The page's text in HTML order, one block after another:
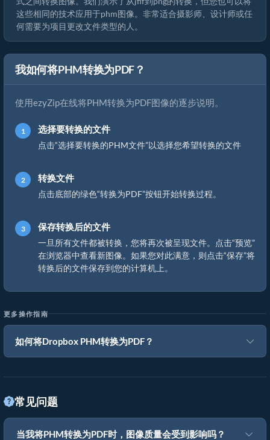
这些相同的技术应用于phm图像。非常适合摄影师、设计师或任
何需要为项目更改文件类型的人。
我如何将PHM转换为PDF？
使用ezyZip在线将PHM转换为PDF图像的逐步说明。
选择要转换的文件
点击“选择要转换的PHM文件”以选择您希望转换的文件
转换文件
点击底部的绿色“转换为PDF”按钮开始转换过程。
保存转换后的文件
一旦所有文件都被转换，您将再次被呈现文件。点击“预览”
在浏览器中查看新图像。如果您对此满意，则点击“保存”将
转换后的文件保存到您的计算机上。
更多操作指南
如何将Dropbox PHM转换为PDF？
常见问题
当我将PHM转换为PDF时，图像质量会受到影响吗？